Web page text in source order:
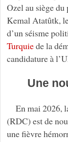
Ozel au siège
Kemal Atatûtk,
d’un séisme
Turquiede la
candidature à
Une
En mai 2026,
(RDC) est de
une fièvre